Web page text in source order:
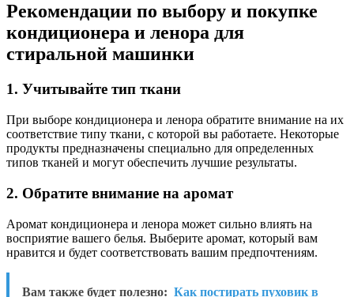
Рекомендации по выбору и покупке
кондиционера и ленора для
стиральной машинки
1. Учитывайте тип ткани
При выборе кондиционера и ленора обратите внимание на их
соответствие типу ткани, с которой вы работаете. Некоторые
продукты предназначены специально для определенных
типов тканей и могут обеспечить лучшие результаты.
2. Обратите внимание на аромат
Аромат кондиционера и ленора может сильно влиять на
восприятие вашего белья. Выберите аромат, который вам
нравится и будет соответствовать вашим предпочтениям.
Вам также будет полезно: Как постирать пуховик в